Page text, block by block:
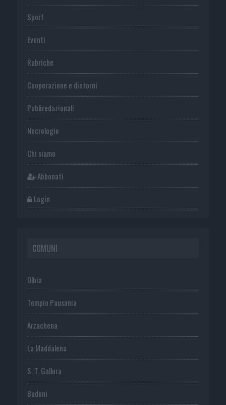
Sport
Eventi
Rubriche
Cooperazione e dintorni
Publiredazionali
Necrologie
Chi siamo
Abbonati
Login
COMUNI
Olbia
Tempio Pausania
Arzachena
La Maddalena
S. T. Gallura
Budoni